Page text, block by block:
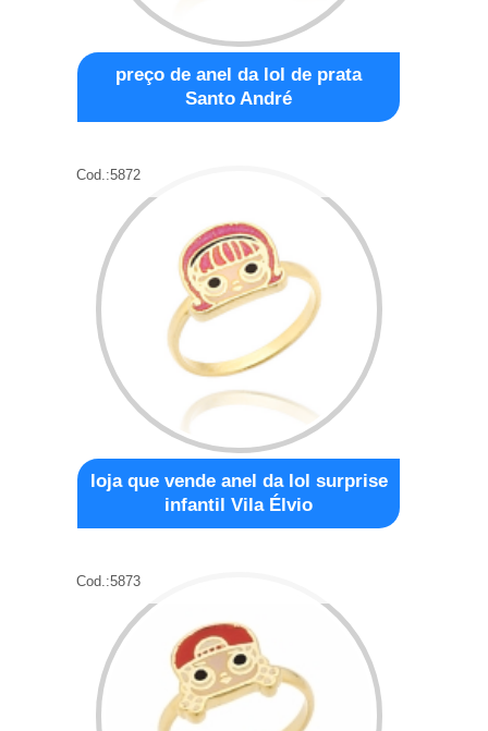
preço de anel da lol de prata
Santo André
Cod.:5872
loja que vende anel da lol surprise
infantil Vila Élvio
Cod.:5873